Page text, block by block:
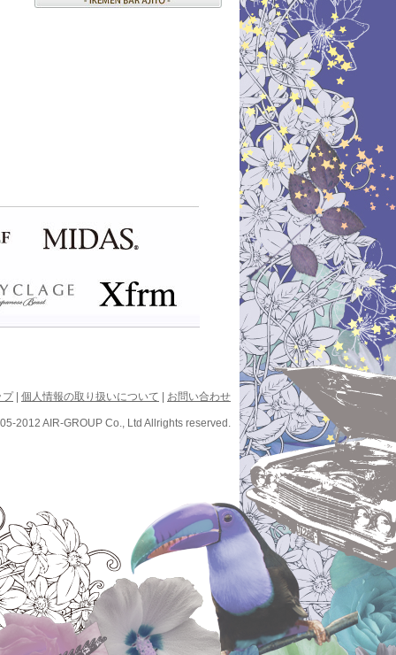
プ| 個人情報の取り扱いについて お問い合わせ
2012 AIR-GROUP Co., Ltd Allrights reserved.